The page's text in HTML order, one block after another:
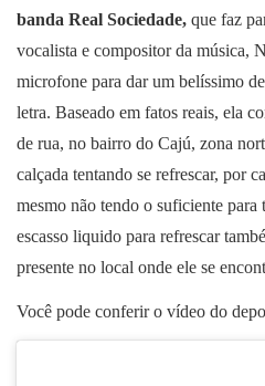
banda Real Sociedade, que faz
vocalista e compositor da música,
microfone para dar um belíssimo
letra. Baseado em fatos reais, ela
de rua, no bairro do Cajú, zona
calçada tentando se refrescar, por
mesmo não tendo o suficiente
escasso liquido para refrescar
presente no local onde ele se
Você pode conferir o vídeo do